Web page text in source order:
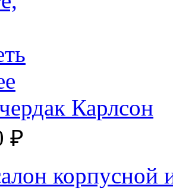
Карлсон
₽
корпусной